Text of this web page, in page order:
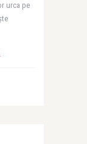
urca pe